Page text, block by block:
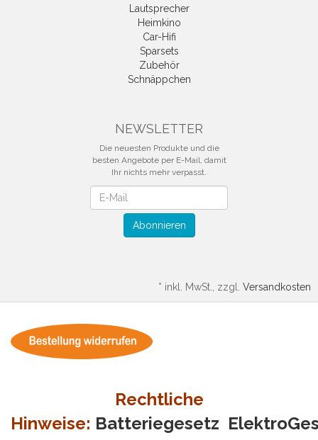
Lautsprecher
Heimkino
Car-Hifi
Sparsets
Zubehör
Schnäppchen
NEWSLETTER
Die neuesten Produkte und die
besten Angebote per E-Mail, damit
Ihr nichts mehr verpasst.
Abonnieren
* inkl. MwSt., zzgl. Versandkosten
Rechtliche
Hinweise: Batteriegesetz